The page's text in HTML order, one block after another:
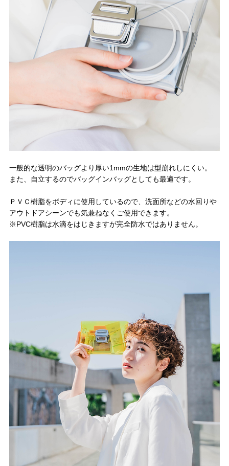
一般的な透明のバッグより厚い1mmの生地は型崩れしにくい。
また、自立するのでバッグインバッグとしても最適です。
ＰＶＣ樹脂をボディに使用しているので、洗面所などの水回りや
アウトドアシーンでも気兼ねなくご使用できます。
※PVC樹脂は水滴をはじきますが完全防水ではありません。